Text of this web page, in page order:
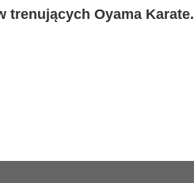
trenujących Oyama Karate.